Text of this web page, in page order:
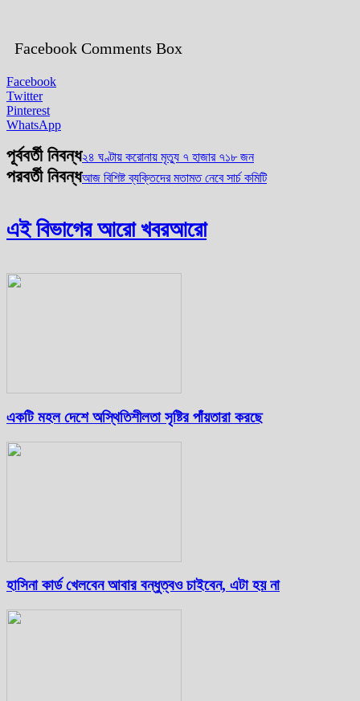
Facebook Comments Box
Facebook
Twitter
Pinterest
WhatsApp
পূর্ববর্তী নিবন্ধ২৪ ঘণ্টায় করোনায় মৃত্যু ৭ হাজার ৭১৮ জন
পরবর্তী নিবন্ধআজ বিশিষ্ট ব্যক্তিদের মতামত নেবে সার্চ কমিটি
এই বিভাগের আরো খবরআরো
একটি মহল দেশে অস্থিতিশীলতা সৃষ্টির পাঁয়তারা করছে
হাসিনা কার্ড খেলবেন আবার বন্ধুত্বও চাইবেন, এটা হয় না